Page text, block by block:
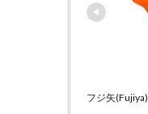
フジ矢(Fujiya)